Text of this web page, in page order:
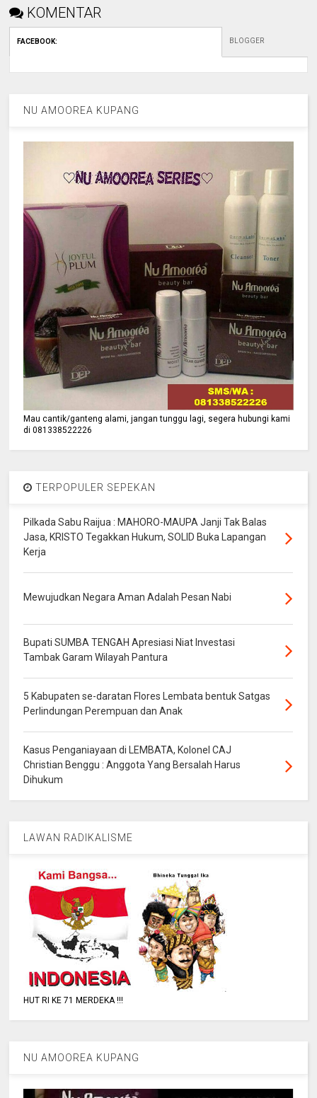
KOMENTAR
FACEBOOK: BLOGGER
NU AMOOREA KUPANG
Mau cantik/ganteng alami, jangan tunggu lagi, segera hubungi kami
di 081338522226
TERPOPULER SEPEKAN
Pilkada Sabu Raijua : MAHORO-MAUPA Janji Tak Balas
Jasa, KRISTO Tegakkan Hukum, SOLID Buka Lapangan
Kerja
Mewujudkan Negara Aman Adalah Pesan Nabi
Bupati SUMBA TENGAH Apresiasi Niat Investasi
Tambak Garam Wilayah Pantura
5 Kabupaten se-daratan Flores Lembata bentuk Satgas
Perlindungan Perempuan dan Anak
Kasus Penganiayaan di LEMBATA, Kolonel CAJ
Christian Benggu : Anggota Yang Bersalah Harus
Dihukum
LAWAN RADIKALISME
HUT RI KE 71 MERDEKA !!!
NU AMOOREA KUPANG